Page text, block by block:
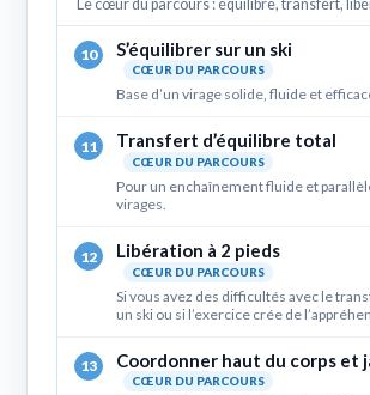
Le cœur du parcours : équilibre, transfert,
10 S’équilibrer sur un ski
CŒUR DU PARCOURS
Base d’un virage solide, fluide et
11 Transfert d’équilibre total
CŒUR DU PARCOURS
Pour un enchaînement fluide et
virages.
12 Libération à 2 pieds
CŒUR DU PARCOURS
Si vous avez des difficultés avec le
un ski ou si l’exercice crée de
13 Coordonner haut du corps et
CŒUR DU PARCOURS